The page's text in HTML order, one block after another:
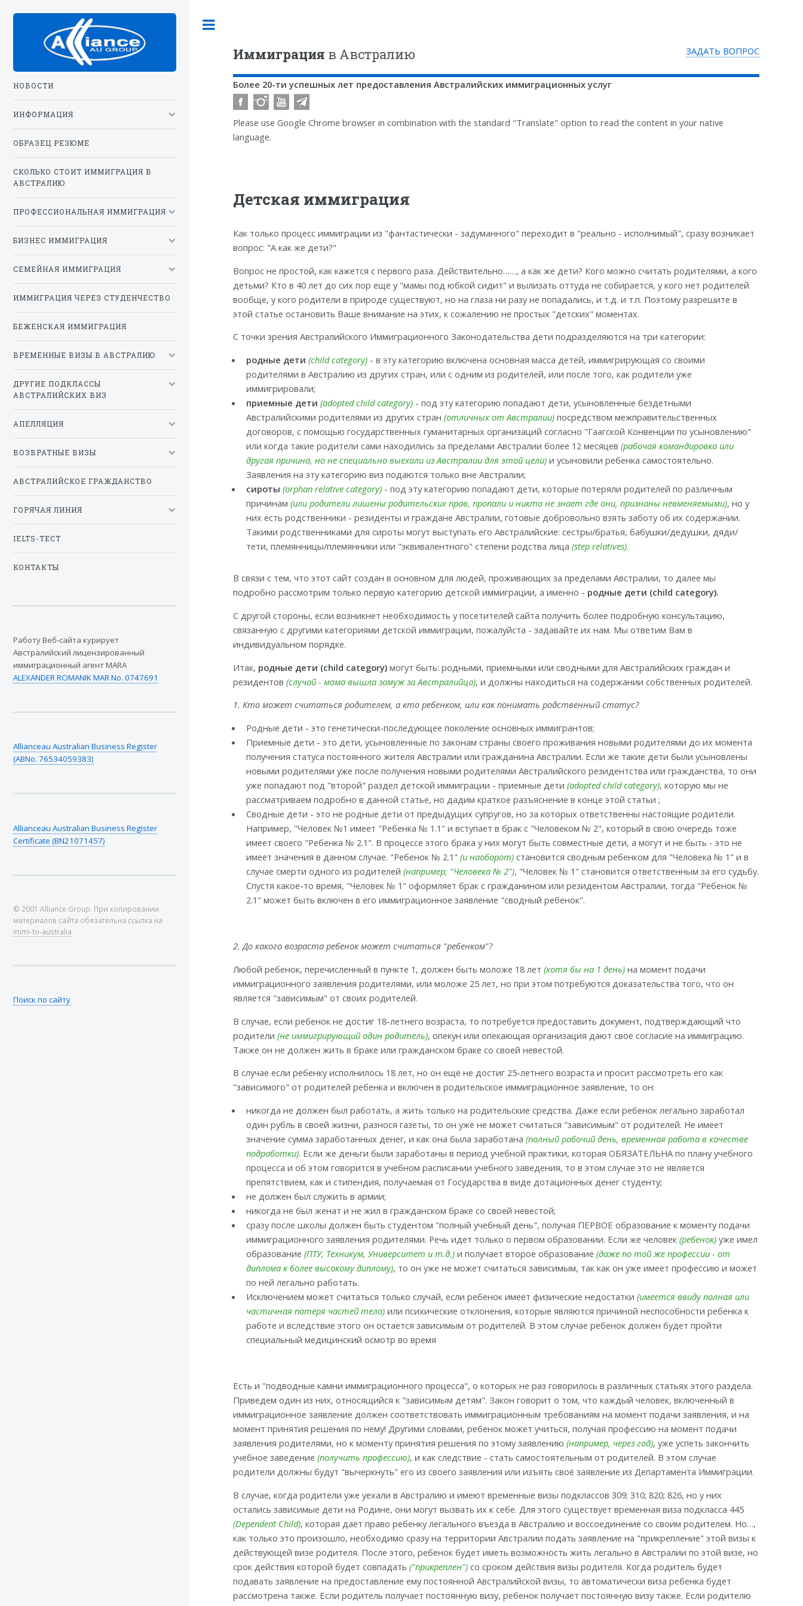
Иммиграция в Австралию ЗАДАТЬ ВОПРОС
Более 20-ти успешных лет предоставления Австралийских иммиграционных услуг
Please use Google Chrome browser in combination with the standard "Translate" option to read the content in your native
language.
Детская иммиграция
Как только процесс иммиграции из "фантастически - задуманного" переходит в "реально - исполнимый", сразу возникает
вопрос: "А как же дети?"
Вопрос не простой, как кажется с первого раза. Действительно……, а как же дети? Кого можно считать родителями, а кого
детьми? Кто в 40 лет до сих пор ещё у "мамы под юбкой сидит" и вылизать оттуда не собирается, у кого нет родителей
вообще, у кого родители в природе существуют, но на глаза ни разу не попадались, и т.д. и т.п. Поэтому разрешите в
этой статье остановить Ваше внимание на этих, к сожалению не простых "детских" моментах.
С точки зрения Австралийского Иммиграционного Законодательства дети подразделяются на три категории:
родные дети (child category) - в эту категорию включена основная масса детей, иммигрирующая со своими
родителями в Австралию из других стран, или с одним из родителей, или после того, как родители уже
иммигрировали;
приемные дети (adopted child category) - под эту категорию попадают дети, усыновленные бездетными
Австралийскими родителями из других стран(отличных от Австралии) посредством межправительственных
договоров, с помощью государственных гуманитарных организаций согласно "Гаагской Конвенции по усыновлению"
или когда такие родители сами находились за пределами Австралии более 12 месяцев(рабочая командировка или
другая причина, но не специально выехали из Австралии для этой цели) и усыновили ребенка самостоятельно.
Заявления на эту категорию виз подаются только вне Австралии;
сироты (orphan relative category) - под эту категорию попадают дети, которые потеряли родителей по различным
причинам (или родители лишены родительских прав, пропали и никто не знает где они, признаны невменяемыми), но у
них есть родственники - резиденты и граждане Австралии, готовые добровольно взять заботу об их содержании.
Такими родственниками для сироты могут выступать его Австралийские: сестры/братья, бабушки/дедушки, дяди/
тети, племянницы/племянники или "эквивалентного" степени родства лица(step relatives).
В связи с тем, что этот сайт создан в основном для людей, проживающих за пределами Австралии, то далее мы
подробно рассмотрим только первую категорию детской иммиграции, а именно - родные дети (child category).
С другой стороны, если возникнет необходимость у посетителей сайта получить более подробную консультацию,
связанную с другими категориями детской иммиграции, пожалуйста - задавайте их нам. Мы ответим Вам в
индивидуальном порядке.
Итак, родные дети (child category) могут быть: родными, приемными или сводными для Австралийских граждан и
резидентов(случай - мама вышла замуж за Австралийца), и должны находиться на содержании собственных родителей.
1. Кто может считаться родителем, а кто ребенком, или как понимать родственный статус?
Родные дети - это генетически-последующее поколение основных иммигрантов;
Приемные дети - это дети, усыновленные по законам страны своего проживания новыми родителями до их момента
получения статуса постоянного жителя Австралии или гражданина Австралии. Если же такие дети были усыновлены
новыми родителями уже после получения новыми родителями Австралийского резидентства или гражданства, то они
уже попадают под "второй" раздел детской иммиграции - приемные дети (adopted child category), которую мы не
рассматриваем подробно в данной статье, но дадим краткое разъяснение в конце этой статьи ;
Сводные дети - это не родные дети от предыдущих супругов, но за которых ответственны настоящие родители.
Например, "Человек №1 имеет "Ребенка № 1.1" и вступает в брак с "Человеком № 2", который в свою очередь тоже
имеет своего "Ребенка № 2.1". В процессе этого брака у них могут быть совместные дети, а могут и не быть - это не
имеет значения в данном случае. "Ребенок № 2.1" (и наоборот) становится сводным ребенком для "Человека № 1" и в
случае смерти одного из родителей(например, "Человека № 2"), "Человек № 1" становится ответственным за его судьбу.
Спустя какое-то время, "Человек № 1" оформляет брак с гражданином или резидентом Австралии, тогда "Ребенок №
2.1" может быть включен в его иммиграционное заявление "сводный ребенок".
2. До какого возраста ребенок может считаться "ребенком"?
Любой ребенок, перечисленный в пункте 1, должен быть моложе 18 лет (хотя бы на 1 день)на момент подачи
иммиграционного заявления родителями, или моложе 25 лет, но при этом потребуются доказательства того, что он
является "зависимым" от своих родителей.
В случае, если ребенок не достиг 18-летнего возраста, то потребуется предоставить документ, подтверждающий что
родители(не иммигрирующий один родитель), опекун или опекающая организация дают своё согласие на иммиграцию.
Также он не должен жить в браке или гражданском браке со своей невестой.
В случае если ребенку исполнилось 18 лет, но он ещё не достиг 25-летнего возраста и просит рассмотреть его как
"зависимого" от родителей ребенка и включен в родительское иммиграционное заявление, то он:
никогда не должен был работать, а жить только на родительские средства. Даже если ребенок легально заработал
один рубль в своей жизни, разнося газеты, то он уже не может считаться "зависимым" от родителей. Не имеет
значение сумма заработанных денег, и как она была заработана (полный рабочий день, временная работа в качестве
подработки). Если же деньги были заработаны в период учебной практики, которая ОБЯЗАТЕЛЬНА по плану учебного
процесса и об этом говорится в учебном расписании учебного заведения, то в этом случае это не является
препятствием, как и стипендия, получаемая от Государства в виде дотационных денег студенту;
не должен был служить в армии;
никогда не был женат и не жил в гражданском браке со своей невестой;
сразу после школы должен быть студентом "полный учебный день", получая ПЕРВОЕ образование к моменту подачи
иммиграционного заявления родителями. Речь идет только о первом образовании. Если же человек (ребенок) уже имел
образование(ПТУ, Техникум, Университет и т.д.) и получает второе образование(даже по той же профессии - от
диплома к более высокому диплому), то он уже не может считаться зависимым, так как он уже имеет профессию и может
по ней легально работать.
Исключением может считаться только случай, если ребенок имеет физические недостатки(имеется ввиду полная или
частичная потеря частей тела) или психические отклонения, которые являются причиной неспособности ребенка к
работе и вследствие этого он остается зависимым от родителей. В этом случае ребенок должен будет пройти
специальный медицинский осмотр во время
Есть и "подводные камни иммиграционного процесса", о которых не раз говорилось в различных статьях этого раздела.
Приведем один из них, относящийся к "зависимым детям". Закон говорит о том, что каждый человек, включенный в
иммиграционное заявление должен соответствовать иммиграционным требованиям на момент подачи заявления, и на
момент принятия решения по нему! Другими словами, ребенок может учиться, получая профессию на момент подачи
заявления родителями, но к моменту принятия решения по этому заявлению(например, через год), уже успеть закончить
учебное заведение(получить профессию), и как следствие - стать самостоятельным от родителей. В этом случае
родители должны будут "вычеркнуть" его из своего заявления или изъять своё заявление из Департамента Иммиграции.
В случае, когда родители уже уехали в Австралию и имеют временные визы подклассов 309; 310; 820; 826, но у них
остались зависимые дети на Родине, они могут вызвать их к себе. Для этого существует временная виза подкласса 445
(Dependent Child), которая дает право ребенку легального въезда в Австралию и воссоединение со своим родителем. Но…,
как только это произошло, необходимо сразу на территории Австралии подать заявление на "прикрепление" этой визы к
действующей визе родителя. После этого, ребенок будет иметь возможность жить легально в Австралии по этой визе, но
срок действия которой будет совпадать("прикреплен")со сроком действия визы родителя. Когда родитель будет
подавать заявление на предоставление ему постоянной Австралийской визы, то автоматически виза ребенка будет
рассмотрена также. Если родитель получает постоянную визу, ребенок получает постоянную визу также. Если родителю
НОВОСТИ
ИНФОРМАЦИЯ
ОБРАЗЕЦ РЕЗЮМЕ
СКОЛЬКО СТОИТ ИММИГРАЦИЯ В
АВСТРАЛИЮ
ПРОФЕССИОНАЛЬНАЯ ИММИГРАЦИЯ
БИЗНЕС ИММИГРАЦИЯ
СЕМЕЙНАЯ ИММИГРАЦИЯ
ИММИГРАЦИЯ ЧЕРЕЗ СТУДЕНЧЕСТВО
БЕЖЕНСКАЯ ИММИГРАЦИЯ
ВРЕМЕННЫЕ ВИЗЫ В АВСТРАЛИЮ
ДРУГИЕ ПОДКЛАССЫ
АВСТРАЛИЙСКИХ ВИЗ
АПЕЛЛЯЦИЯ
ВОЗВРАТНЫЕ ВИЗЫ
АВСТРАЛИЙСКОЕ ГРАЖДАНСТВО
ГОРЯЧАЯ ЛИНИЯ
IELTS-ТЕСТ
КОНТАКТЫ
Работу Веб-сайта курирует
Австралийский лицензированный
иммиграционный агент MARA
ALEXANDER ROMANIK MAR No. 0747691
Allianceau Australian Business Register
(ABNo. 76534059383)
Allianceau Australian Business Register
Certificate (BN21071457)
© 2001 Alliance Group. При копировании
материалов сайта обязательна ссылка на
immi-to-australia
Поиск по сайту
Toggle